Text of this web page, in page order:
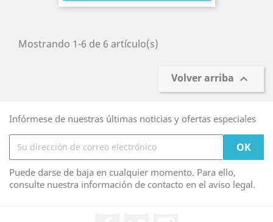
Mostrando 1-6 de 6 artículo(s)
Volver arriba 
Infórmese de nuestras últimas noticias y ofertas especiales
Puede darse de baja en cualquier momento. Para ello,
consulte nuestra información de contacto en el aviso legal.